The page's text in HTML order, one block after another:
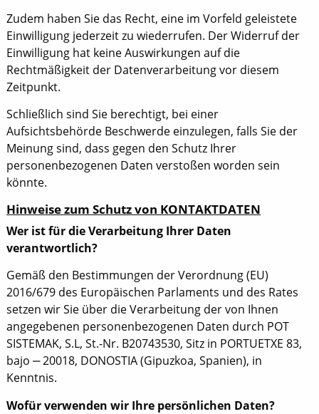
Zudem haben Sie das Recht, eine im Vorfeld geleistete
Einwilligung jederzeit zu wiederrufen. Der Widerruf der
Einwilligung hat keine Auswirkungen auf die
Rechtmäßigkeit der Datenverarbeitung vor diesem
Zeitpunkt.
Schließlich sind Sie berechtigt, bei einer
Aufsichtsbehörde Beschwerde einzulegen, falls Sie der
Meinung sind, dass gegen den Schutz Ihrer
personenbezogenen Daten verstoßen worden sein
könnte.
Hinweise zum Schutz von KONTAKTDATEN
Wer ist für die Verarbeitung Ihrer Daten
verantwortlich?
Gemäß den Bestimmungen der Verordnung (EU)
2016/679 des Europäischen Parlaments und des Rates
setzen wir Sie über die Verarbeitung der von Ihnen
angegebenen personenbezogenen Daten durch POT
SISTEMAK, S.L, St.-Nr. B20743530, Sitz in PORTUETXE 83,
bajo ‒ 20018, DONOSTIA (Gipuzkoa, Spanien), in
Kenntnis.
Wofür verwenden wir Ihre persönlichen Daten?